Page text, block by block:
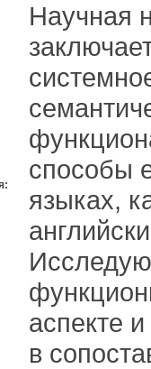
Научная
способы
языках,
аспекте
в